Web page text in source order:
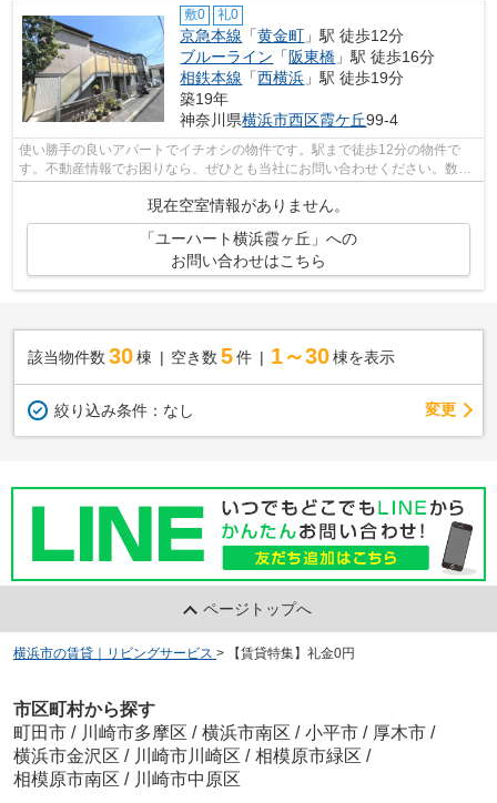
敷0 礼0
京急本線 「黄金町 」駅 徒歩12分
ブルーライン 「 阪東橋 」駅 徒歩16分
相鉄本線 「西横浜 」駅 徒歩19分
築19年
神奈川県横浜市西区霞ケ丘99-4
使い勝手の良いアパートでイチオシの物件です。駅まで徒歩12分の物件で
す。不動産情報でお困りなら、ぜひとも当社にお問い合わせください。数多
現在空室情報がありません。
「ユーハート横浜霞ヶ丘」への
お問い合わせはこちら
該当物件数 30棟 空き数 5 件 1～30 棟を表示
絞り込み条件： なし 変更
ページトップへ
横浜市の賃貸｜リビングサービス > 【賃貸特集】礼金0円
市区町村から探す
町田市 / 川崎市多摩区 / 横浜市南区 / 小平市 / 厚木市 /
横浜市金沢区 / 川崎市川崎区 / 相模原市緑区 /
相模原市南区 / 川崎市中原区